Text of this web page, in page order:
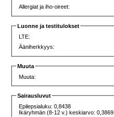
Allergiat ja iho-oireet:
Luonne ja testitulokset
LTE:
Ääniherkkyys:
Muuta
Muuta:
Sairausluvut
Epilepsialuku: 0,8438
Ikäryhmän (8-12 v.) keskiarvo: 0,3869